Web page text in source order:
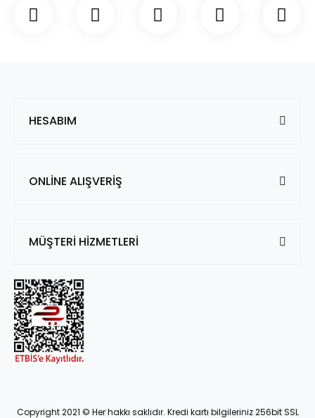
HESABIM
ONLİNE ALIŞVERİŞ
MÜŞTERİ HİZMETLERİ
Copyright 2021 © Her hakkı saklıdır. Kredi kartı bilgileriniz 256bit SSL